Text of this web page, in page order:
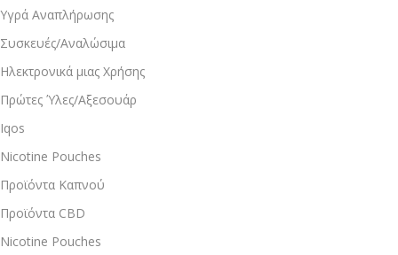
Υγρά Αναπλήρωσης
Συσκευές/Αναλώσιμα
Ηλεκτρονικά μιας Χρήσης
Πρώτες Ύλες/Αξεσουάρ
Iqos
Nicotine Pouches
Προϊόντα Καπνού
Προϊόντα CBD
Nicotine Pouches